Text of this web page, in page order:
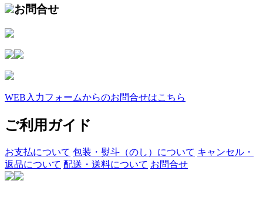
お問合せ
WEB入力フォームからのお問合せはこちら
ご利用ガイド
お支払について 包装・熨斗（のし）について キャンセル・
返品について 配送・送料について お問合せ